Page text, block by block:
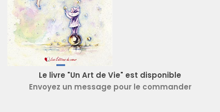
Le livre "Un Art de Vie" est disponible
Envoyez un message pour le commander